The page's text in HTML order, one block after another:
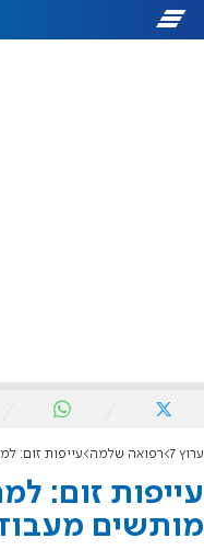
ערוץ 7 רפואה שלמה עייפות זום:
עייפות זום:
מותשים